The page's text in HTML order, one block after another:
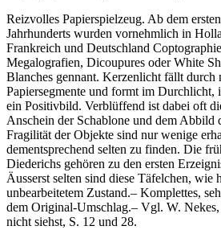
Reizvolles Papierspielzeug. Ab dem
Jahrhunderts wurden vornehmlich in
Frankreich und Deutschland
Megalografien, Dicoupures oder White
Blanches gennant. Kerzenlicht fällt durch
Papiersegmente und formt im Durchlicht,
ein Positivbild. Verblüffend ist dabei oft
Anschein der Schablone und dem Abbild
Fragilität der Objekte sind nur wenige
dementsprechend selten zu finden. Die
Diederichs gehören zu den ersten
Äusserst selten sind diese Täfelchen, wie
unbearbeitetem Zustand.– Komplettes,
dem Original-Umschlag.– Vgl. W.
nicht siehst, S. 12 und 28.